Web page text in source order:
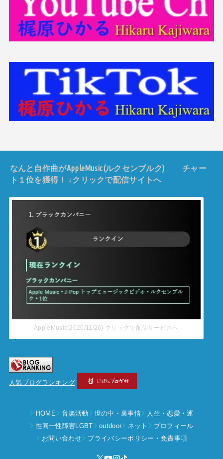
なんと自作曲がAppleMusic(ルクセンブルク) チャー
ト１位を獲得！ ↓クリックで配信サイトへ
AppleMusic(2020/11/26) クリックで配信サービスへ
人気ブログランキング
HOME 音楽活動 世の中・裏事情
人生・恋愛・運
性同一性障害LGBT
outdoor ネット
プロフィール
お問い合わせ
プライバシーポリシー・免責事項